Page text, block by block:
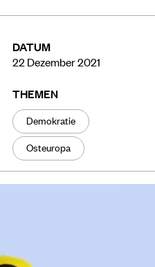
DATUM
22 Dezember 2021
THEMEN
Demokratie
Osteuropa